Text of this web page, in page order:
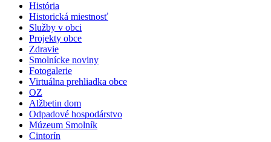
História
Historická miestnosť
Služby v obci
Projekty obce
Zdravie
Smolnícke noviny
Fotogalerie
Virtuálna prehliadka obce
OZ
Alžbetin dom
Odpadové hospodárstvo
Múzeum Smolník
Cintorín